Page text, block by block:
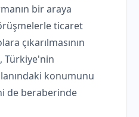
bir araya
ticaret
çıkarılmasının
Türkiye'nin
konumunu
de beraberinde